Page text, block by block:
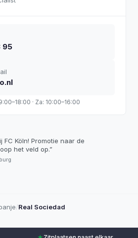
95
· Za: 10:00–16:00
FC Köln! Promotie naar de
het veld op.”
/Real Sociedad